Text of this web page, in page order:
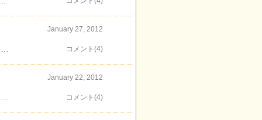
January 27, 2012
コメント(4)
January 22, 2012
コメント(4)